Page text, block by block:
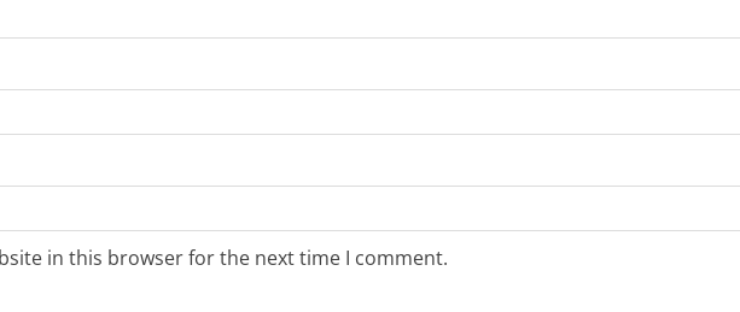
in this browser for the next time I comment.